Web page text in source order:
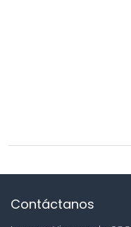
Contáctanos